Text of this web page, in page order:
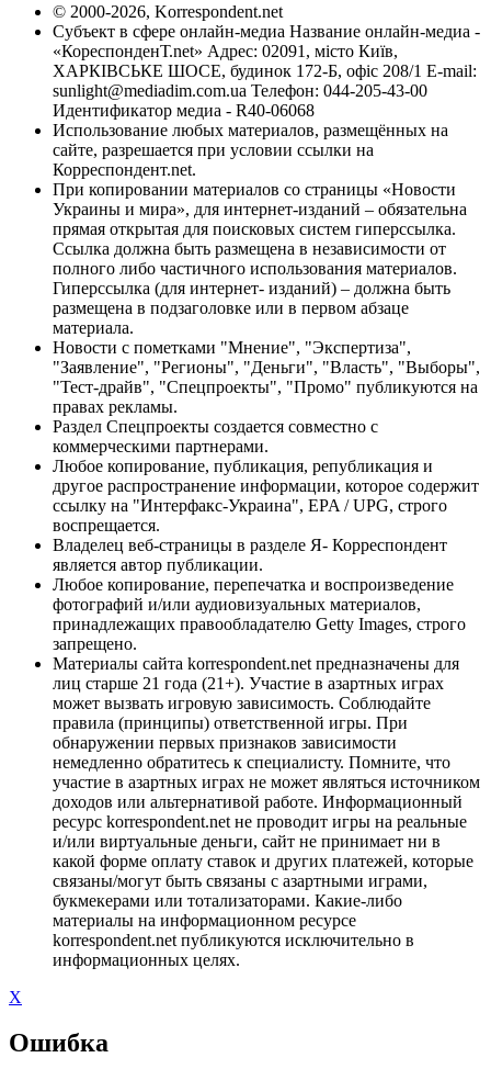
© 2000-2026, Korrespondent.net
Субъект в сфере онлайн-медиа Название онлайн-медиа -
«КореспонденТ.net» Адрес: 02091, місто Київ,
ХАРКІВСЬКЕ ШОСЕ, будинок 172-Б, офіс 208/1 E-mail:
sunlight@mediadim.com.ua Телефон: 044-205-43-00
Идентификатор медиа - R40-06068
Использование любых материалов, размещённых на
сайте, разрешается при условии ссылки на
Корреспондент.net.
При копировании материалов со страницы «Новости
Украины и мира», для интернет-изданий – обязательна
прямая открытая для поисковых систем гиперссылка.
Ссылка должна быть размещена в независимости от
полного либо частичного использования материалов.
Гиперссылка (для интернет- изданий) – должна быть
размещена в подзаголовке или в первом абзаце
материала.
Новости с пометками "Мнение", "Экспертиза",
"Заявление", "Регионы", "Деньги", "Власть", "Выборы",
"Тест-драйв", "Спецпроекты", "Промо" публикуются на
правах рекламы.
Раздел Спецпроекты создается совместно с
коммерческими партнерами.
Любое копирование, публикация, републикация и
другое распространение информации, которое содержит
ссылку на "Интерфакс-Украина", EPA / UPG, строго
воспрещается.
Владелец веб-страницы в разделе Я- Корреспондент
является автор публикации.
Любое копирование, перепечатка и воспроизведение
фотографий и/или аудиовизуальных материалов,
принадлежащих правообладателю Getty Images, строго
запрещено.
Материалы сайта korrespondent.net предназначены для
лиц старше 21 года (21+). Участие в азартных играх
может вызвать игровую зависимость. Соблюдайте
правила (принципы) ответственной игры. При
обнаружении первых признаков зависимости
немедленно обратитесь к специалисту. Помните, что
участие в азартных играх не может являться источником
доходов или альтернативой работе. Информационный
ресурс korrespondent.net не проводит игры на реальные
и/или виртуальные деньги, сайт не принимает ни в
какой форме оплату ставок и других платежей, которые
связаны/могут быть связаны с азартными играми,
букмекерами или тотализаторами. Какие-либо
материалы на информационном ресурсе
korrespondent.net публикуются исключительно в
информационных целях.
X
Ошибка